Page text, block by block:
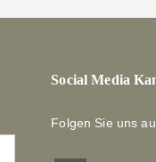
Social Media
Folgen Sie uns